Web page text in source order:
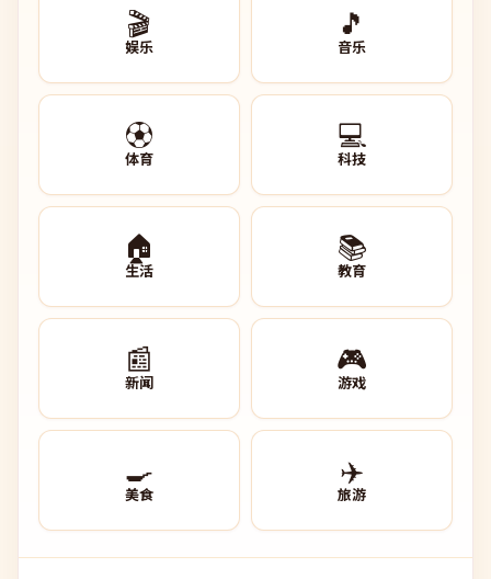
🎬
娱乐
🎵
音乐
⚽
体育
💻
科技
🏠
生活
📚
教育
📰
新闻
🎮
游戏
🍳
美食
✈️
旅游